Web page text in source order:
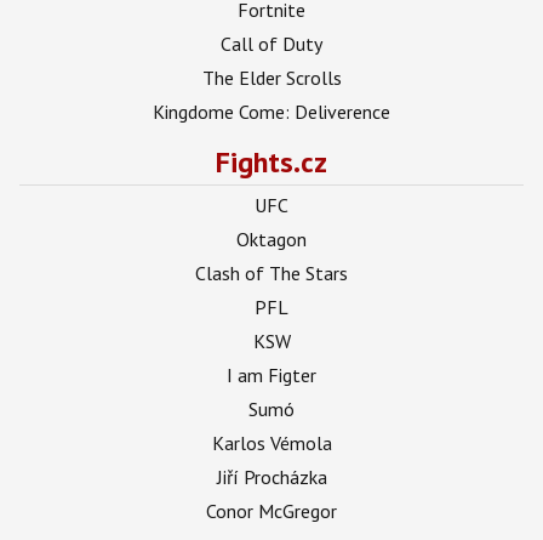
Fortnite
Call of Duty
The Elder Scrolls
Kingdome Come: Deliverence
Fights.cz
UFC
Oktagon
Clash of The Stars
PFL
KSW
I am Figter
Sumó
Karlos Vémola
Jiří Procházka
Conor McGregor